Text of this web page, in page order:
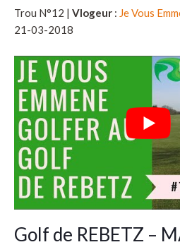
Trou N°12 | Vlogeur : Je Vous
21-03-2018
Golf de REBETZ –